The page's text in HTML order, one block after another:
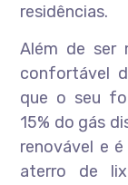
residências.
Além de ser
confortável
que o seu
15% do gás
renovável e
aterro de